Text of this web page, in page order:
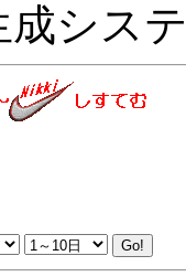
シス